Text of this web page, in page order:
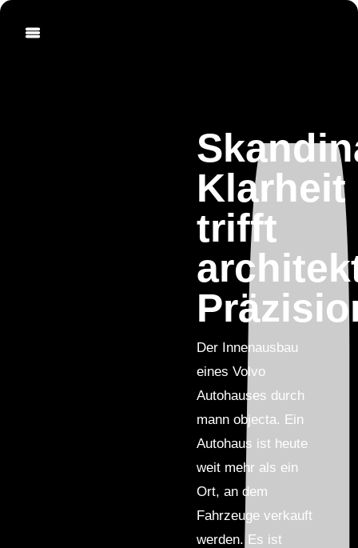
Klarheit
trifft
Der Innenausbau
eines Volvo
Autohauses durch
mann objecta. Ein
Autohaus ist heute
weit mehr als ein
Ort, an dem
Fahrzeuge verkauft
werden. Es ist